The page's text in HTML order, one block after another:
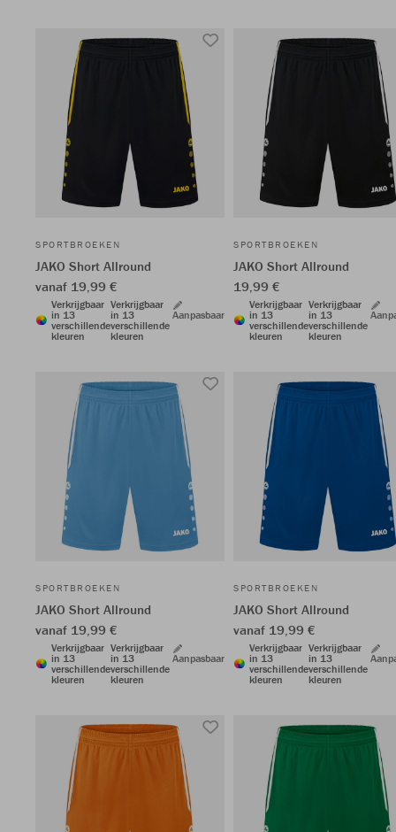
SPORTBROEKEN
JAKO Short Allround
vanaf 19,99 €
Verkrijgbaar
in 13
verschillende
kleuren
Verkrijgbaar
in 13
verschillende
kleuren
Aanpasbaar
SPORTBROEKEN
JAKO Short Allround
19,99 €
Verkrijgbaar
in 13
verschillende
kleuren
Verkrijgbaar
in 13
verschillende
kleuren
SPORTBROEKEN
JAKO Short Allround
vanaf 19,99 €
Verkrijgbaar
in 13
verschillende
kleuren
Verkrijgbaar
in 13
verschillende
kleuren
Aanpasbaar
SPORTBROEKEN
JAKO Short Allround
vanaf 19,99 €
Verkrijgbaar
in 13
verschillende
kleuren
Verkrijgbaar
in 13
verschillende
kleuren